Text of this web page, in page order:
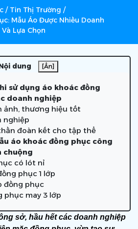
/ Tin Thị Trường /
Mẫu Áo Được Nhiều Doanh
Lựa Chọn
dung [Ẩn]
sử dụng áo khoác đồng
doanh nghiệp
ảnh, thương hiệu tốt
nghiệp
đoàn kết cho tập thể
áo khoác đồng phục công
chuộng
có lót nỉ
phục 1 lớp
đồng phục
phục may 3 lớp
sở, hầu hết các doanh nghiệp